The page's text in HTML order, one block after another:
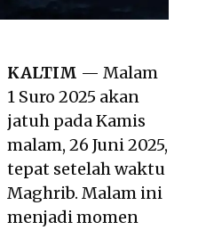
KALTIM — Malam
1 Suro 2025 akan
jatuh pada Kamis
malam, 26 Juni 2025,
tepat setelah waktu
Maghrib. Malam ini
menjadi momen